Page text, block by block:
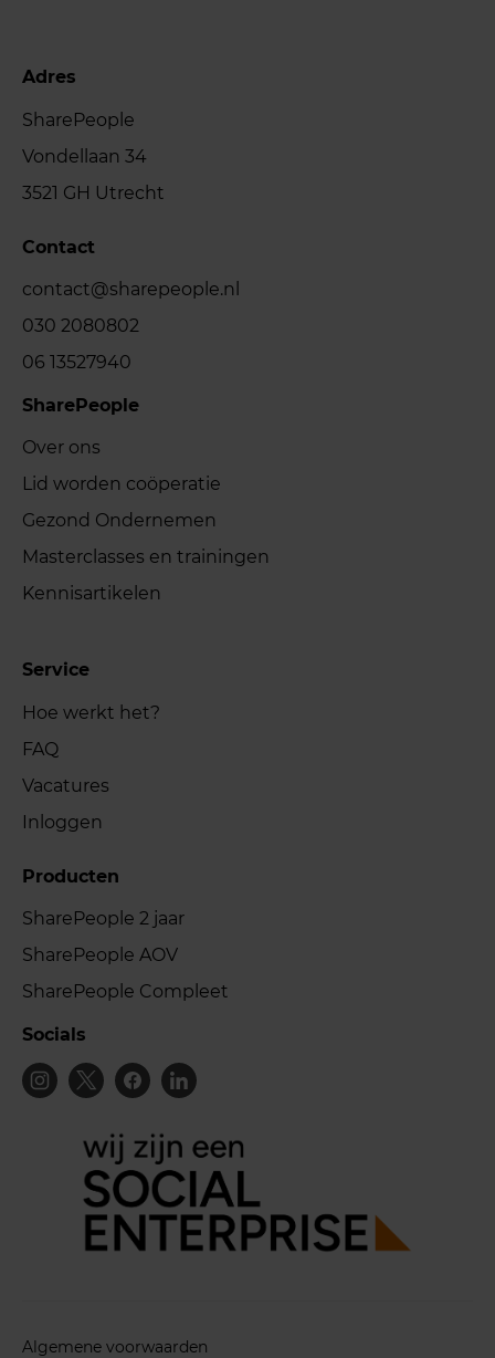
Adres
SharePeople
Vondellaan 34
3521 GH Utrecht
Contact
contact@sharepeople.nl
030 2080802
06 13527940
SharePeople
Over ons
Lid worden coöperatie
Gezond Ondernemen
Masterclasses en trainingen
Kennisartikelen
Service
Hoe werkt het?
FAQ
Vacatures
Inloggen
Producten
SharePeople 2 jaar
SharePeople AOV
SharePeople Compleet
Socials
Algemene voorwaarden